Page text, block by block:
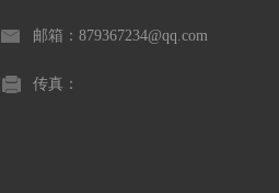
邮箱：879367234@qq.com
传真：